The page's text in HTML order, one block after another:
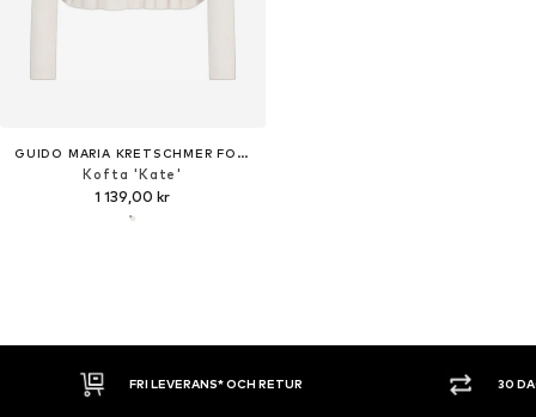
GUIDO MARIA KRETSCHMER FOR BRIDGERTON
Kofta 'Kate'
1 139,00 kr
30 DAGARS ÖPPET KÖP SHOPPA NU.